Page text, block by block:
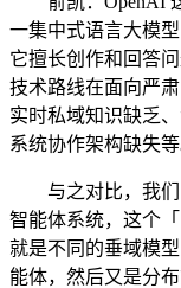
一集中式语言大模
它擅长创作和回答
技术路线在面向严
实时私域知识缺乏
系统协作架构缺失等
与之对比，我们
智能体系统，这个
就是不同的垂域模
能体，然后又是分布